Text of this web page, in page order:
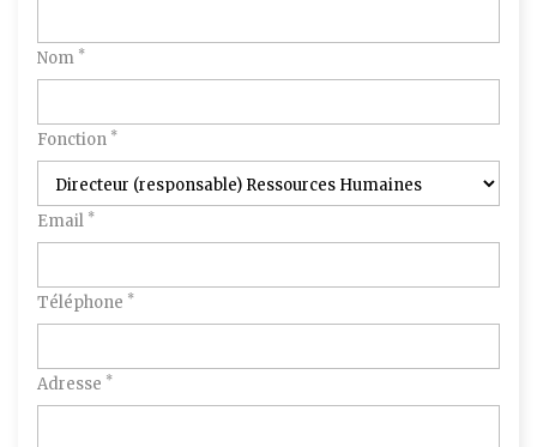
Nom *
Fonction *
Email *
Téléphone *
Adresse *